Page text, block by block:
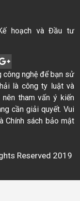
hoạch và Đầu tư
công nghệ để bạn sử
là công ty luật và
tham vấn ý kiến
cần giải quyết. Vui
Chính sách bảo mật
Reserved 2019